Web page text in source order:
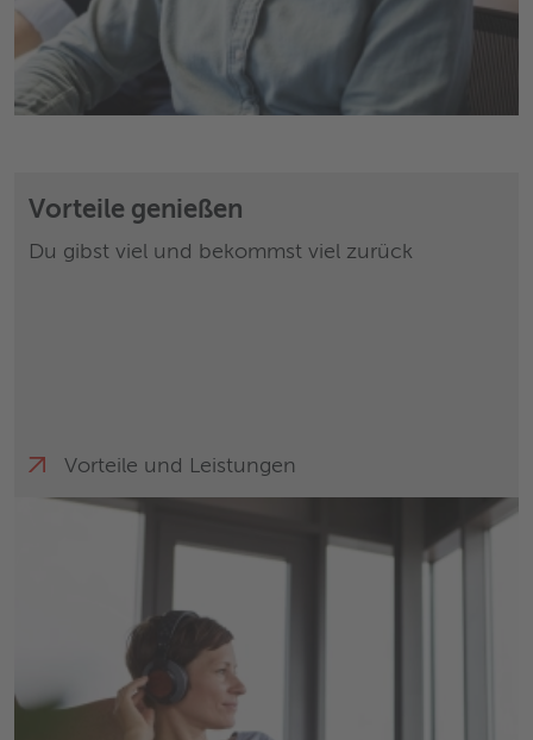
Vorteile genießen
Du gibst viel und bekommst viel zurück
Vorteile und Leistungen